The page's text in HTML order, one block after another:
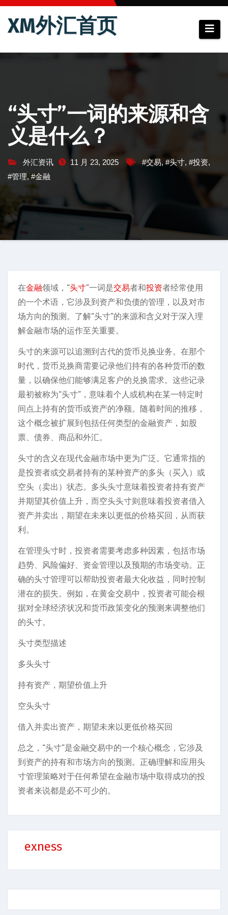
跳
XM外汇首页
“头寸”一词的来源和含
义是什么？
外汇资讯 11 月 23, 2025 #交易, #头寸, #投资,
#管理, #金融
在金融领域，“头寸”一词是交易者和投资者经常使用
的一个术语，它涉及到资产和负债的管理，以及对市
场方向的预测。了解“头寸”的来源和含义对于深入理
解金融市场的运作至关重要。
头寸的来源可以追溯到古代的货币兑换业务。在那个
时代，货币兑换商需要记录他们持有的各种货币的数
量，以确保他们能够满足客户的兑换需求。这些记录
最初被称为“头寸”，意味着个人或机构在某一特定时
间点上持有的货币或资产的净额。随着时间的推移，
这个概念被扩展到包括任何类型的金融资产，如股
票、债券、商品和外汇。
头寸的含义在现代金融市场中更为广泛。它通常指的
是投资者或交易者持有的某种资产的多头（买入）或
空头（卖出）状态。多头头寸意味着投资者持有资产
并期望其价值上升，而空头头寸则意味着投资者借入
资产并卖出，期望在未来以更低的价格买回，从而获
利。
在管理头寸时，投资者需要考虑多种因素，包括市场
趋势、风险偏好、资金管理以及预期的市场变动。正
确的头寸管理可以帮助投资者最大化收益，同时控制
潜在的损失。例如，在黄金交易中，投资者可能会根
据对全球经济状况和货币政策变化的预测来调整他们
的头寸。
头寸类型描述
多头头寸
持有资产，期望价值上升
空头头寸
借入并卖出资产，期望未来以更低价格买回
总之，“头寸”是金融交易中的一个核心概念，它涉及
到资产的持有和市场方向的预测。正确理解和应用头
寸管理策略对于任何希望在金融市场中取得成功的投
资者来说都是必不可少的。
exness